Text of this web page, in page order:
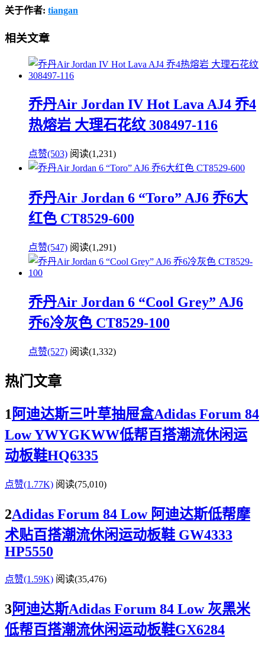
关于作者: tiangan
相关文章
乔丹Air Jordan IV Hot Lava AJ4 乔4
热熔岩 大理石花纹 308497-116
点赞(503) 阅读(1,231)
乔丹Air Jordan 6 “Toro” AJ6 乔6大
红色 CT8529-600
点赞(547) 阅读(1,291)
乔丹Air Jordan 6 “Cool Grey” AJ6
乔6冷灰色 CT8529-100
点赞(527) 阅读(1,332)
热门文章
1 阿迪达斯三叶草抽屉盒Adidas Forum 84
Low YWYGKWW低帮百搭潮流休闲运
动板鞋HQ6335
点赞(1.77K) 阅读(75,010)
2Adidas Forum 84 Low 阿迪达斯低帮摩
术贴百搭潮流休闲运动板鞋 GW4333
HP5550
点赞(1.59K) 阅读(35,476)
3阿迪达斯Adidas Forum 84 Low 灰黑米
低帮百搭潮流休闲运动板鞋GX6284